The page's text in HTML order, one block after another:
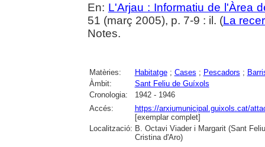
En: L'Arjau : Informatiu de l'Àrea
51 (març 2005), p. 7-9 : il. (La
Notes.
Matèries: Habitatge; Cases ; Pescadors ;
Àmbit:
Sant Feliu de Guíxols
Cronologia:
1942 - 1946
Accés:
https://arxiumunicipal.guixols.cat/
[exemplar complet]
Localització: B. Octavi Viader i Margarit (Sant
Cristina d'Aro)